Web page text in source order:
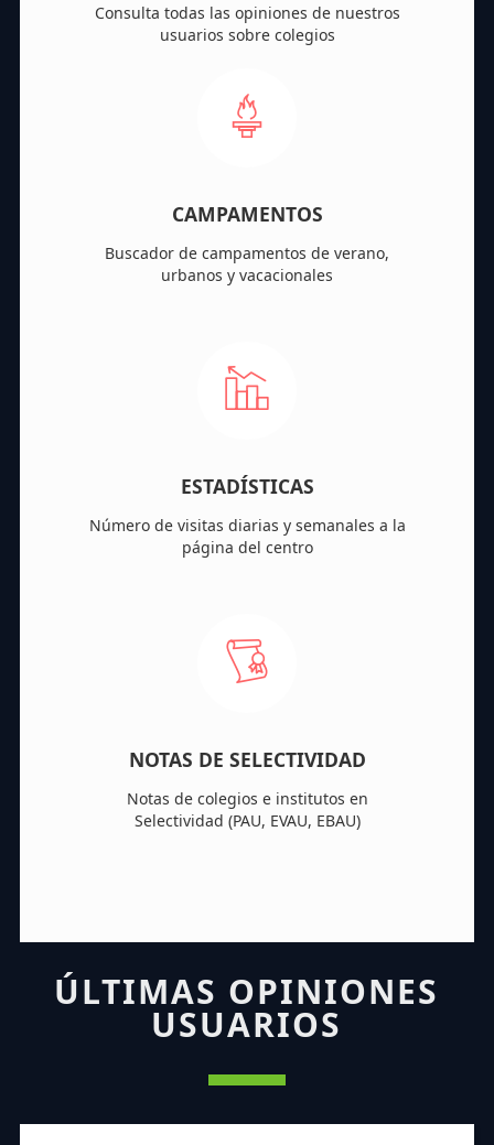
Consulta todas las opiniones de nuestros
usuarios sobre colegios
CAMPAMENTOS
Buscador de campamentos de verano,
urbanos y vacacionales
ESTADÍSTICAS
Número de visitas diarias y semanales a la
página del centro
NOTAS DE SELECTIVIDAD
Notas de colegios e institutos en
Selectividad (PAU, EVAU, EBAU)
ÚLTIMAS OPINIONES
USUARIOS